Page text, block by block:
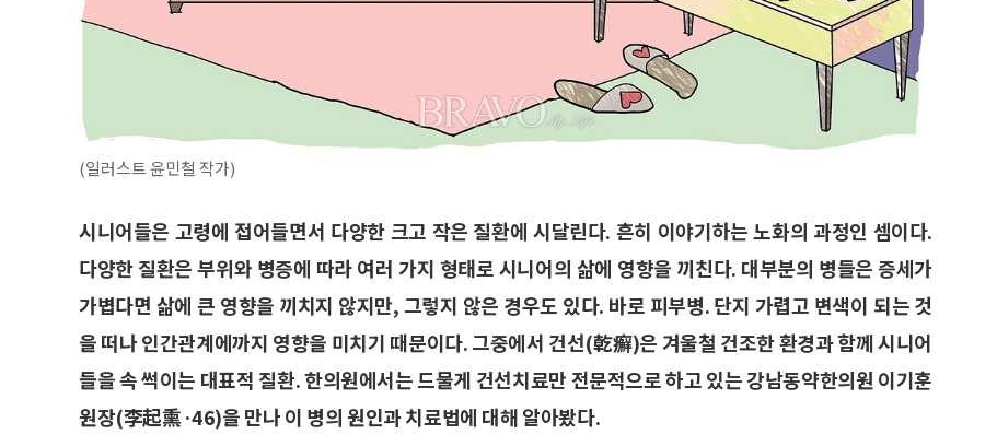
(일러스트 윤민철 작가)
시니어들은 고령에 접어들면서 다양한 크고 작은 질환에 시달린다. 흔히 이야기하는 노화의 과정인 셈이다.
다양한 질환은 부위와 병증에 따라 여러 가지 형태로 시니어의 삶에 영향을 끼친다. 대부분의 병들은 증세가
가볍다면 삶에 큰 영향을 끼치지 않지만, 그렇지 않은 경우도 있다. 바로 피부병. 단지 가렵고 변색이 되는 것
을 떠나 인간관계에까지 영향을 미치기 때문이다. 그중에서 건선(乾癬)은 겨울철 건조한 환경과 함께 시니어
들을 속 썩이는 대표적 질환. 한의원에서는 드물게 건선치료만 전문적으로 하고 있는 강남동약한의원 이기훈
원장(李起熏·46)을 만나 이 병의 원인과 치료법에 대해 알아봤다.